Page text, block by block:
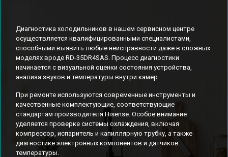
Диагностика холодильников в нашем сервисном центре
осуществляется квалифицированными специалистами,
способными выявить любые неисправности даже в сложных
моделях вроде RD-35DR4SAS. Процесс диагностики
начинается с визуальной оценки состояния устройства,
анализа звуков и температуры внутри камер.
При ремонте используются современные инструменты и
качественные комплектующие, соответствующие
стандартам производителя Hisense. Особое внимание
уделяется проверке системы охлаждения, включая
компрессор, испаритель и капиллярную трубку, а также
диагностике электронных компонентов и датчиков
температуры.